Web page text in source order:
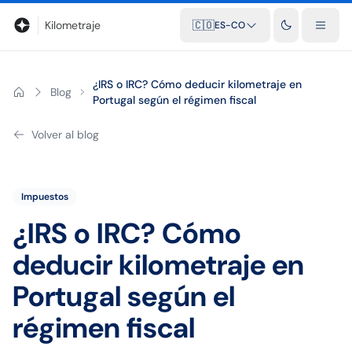
BlogCalculadora de kilometrajeGlosarioDistancias entre
Kilometraje 🇨🇴ES-CO
Blog
¿IRS o IRC? Cómo deducir kilometraje en
Portugal según el régimen fiscal
Volver al blog
Impuestos
¿IRS o IRC? Cómo
deducir kilometraje en
Portugal según el
régimen fiscal